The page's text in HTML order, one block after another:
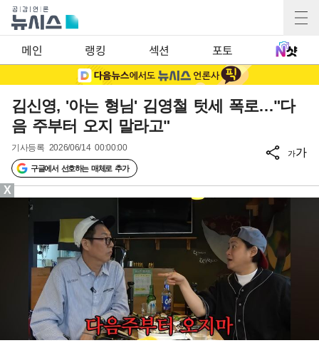
메인 랭킹 섹션 포토
김신영, '아는 형님' 김영철 텃세 폭로…"다
음 주부터 오지 말라고"
기사등록 2026/06/14 00:00:00
구글에서 선호하는 매체로 추가
가가
X